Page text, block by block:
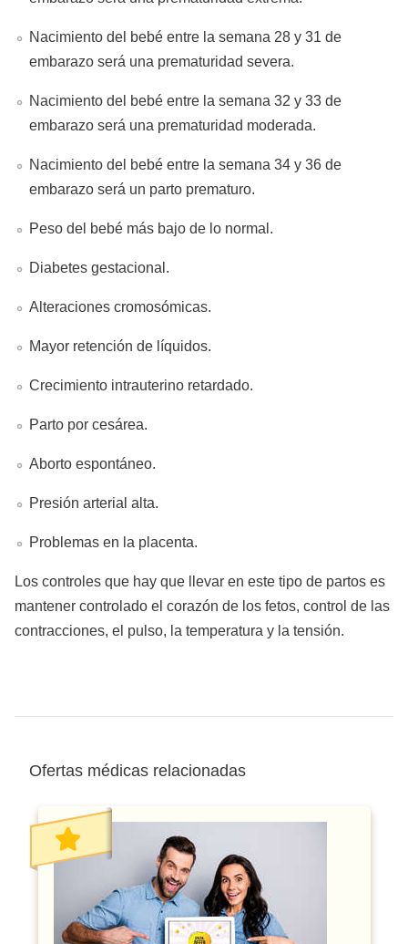
Nacimiento del bebé entre la semana 28 y 31 de
embarazo será una prematuridad severa.
Nacimiento del bebé entre la semana 32 y 33 de
embarazo será una prematuridad moderada.
Nacimiento del bebé entre la semana 34 y 36 de
embarazo será un parto prematuro.
Peso del bebé más bajo de lo normal.
Diabetes gestacional.
Alteraciones cromosómicas.
Mayor retención de líquidos.
Crecimiento intrauterino retardado.
Parto por cesárea.
Aborto espontáneo.
Presión arterial alta.
Problemas en la placenta.
Los controles que hay que llevar en este tipo de partos es
mantener controlado el corazón de los fetos, control de las
contracciones, el pulso, la temperatura y la tensión.
Ofertas médicas relacionadas